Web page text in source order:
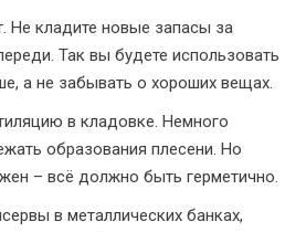
Не кладите новые запасы за
Так вы будете использовать
а не забывать о хороших вещах.
в кладовке. Немного
образования плесени. Но
– всё должно быть герметично.
в металлических банках,